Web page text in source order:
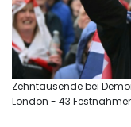
Zehntausende bei
London - 43 Festnahmen